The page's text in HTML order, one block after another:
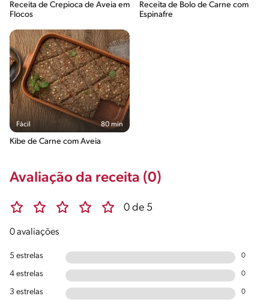
Receita de Crepioca de Aveia em
Flocos
Receita de Bolo de Carne com
Espinafre
Fácil 80 min
Kibe de Carne com Aveia
Avaliação da receita (0)
0 de 5
0 avaliações
5 estrelas 0
4 estrelas 0
3 estrelas 0